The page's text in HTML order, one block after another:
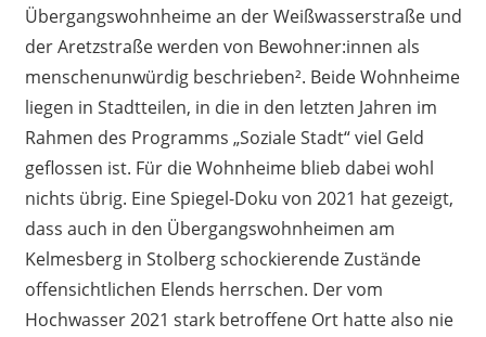
Übergangswohnheime an der Weißwasserstraße und
der Aretzstraße werden von Bewohner:innen als
menschenunwürdig beschrieben². Beide Wohnheime
liegen in Stadtteilen, in die in den letzten Jahren im
Rahmen des Programms „Soziale Stadt“ viel Geld
geflossen ist. Für die Wohnheime blieb dabei wohl
nichts übrig. Eine Spiegel-Doku von 2021 hat gezeigt,
dass auch in den Übergangswohnheimen am
Kelmesberg in Stolberg schockierende Zustände
offensichtlichen Elends herrschen. Der vom
Hochwasser 2021 stark betroffene Ort hatte also nie